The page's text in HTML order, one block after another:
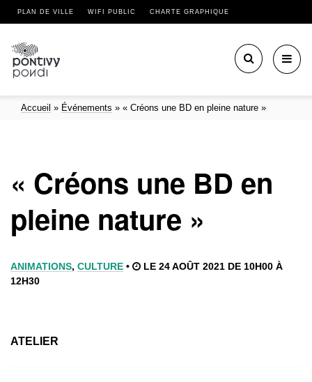
PLAN DE VILLE WIFI PUBLIC CHARTE GRAPHIQUE
Accueil » Événements » « Créons une BD en pleine nature »
« Créons une BD en
pleine nature »
ANIMATIONS, CULTURE •
LE 24 AOÛT 2021 DE 10H00 À
12H30
ATELIER